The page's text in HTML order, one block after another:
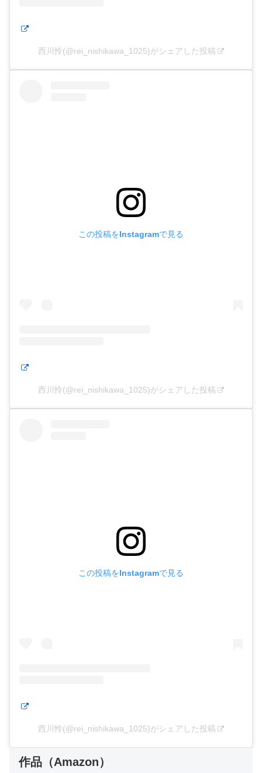
西川怜(@rei_nishikawa_1025)がシェアした投稿
この投稿をInstagramで見る
西川怜(@rei_nishikawa_1025)がシェアした投稿
この投稿をInstagramで見る
西川怜(@rei_nishikawa_1025)がシェアした投稿
作品（Amazon）